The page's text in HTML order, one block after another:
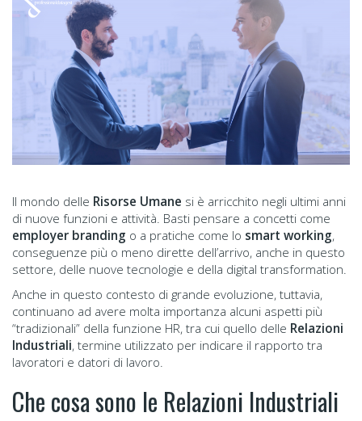
Il mondo delle Risorse Umane si è arricchito negli ultimi anni
di nuove funzioni e attività. Basti pensare a concetti come
employer branding o a pratiche come lo smart working,
conseguenze più o meno dirette dell’arrivo, anche in questo
settore, delle nuove tecnologie e della digital transformation.
Anche in questo contesto di grande evoluzione, tuttavia,
continuano ad avere molta importanza alcuni aspetti più
“tradizionali” della funzione HR, tra cui quello delle Relazioni
Industriali, termine utilizzato per indicare il rapporto tra
lavoratori e datori di lavoro.
Che cosa sono le Relazioni Industriali